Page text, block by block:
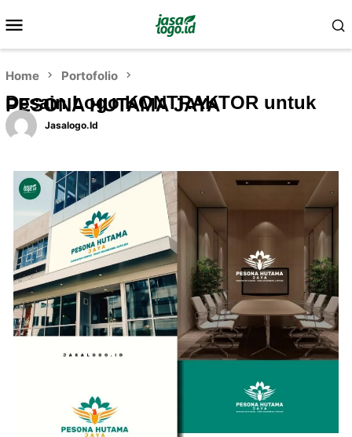
Home Portofolio
Desain Logo KONTRAKTOR untuk
PESONA HUTAMA JAYA
Jasalogo.id